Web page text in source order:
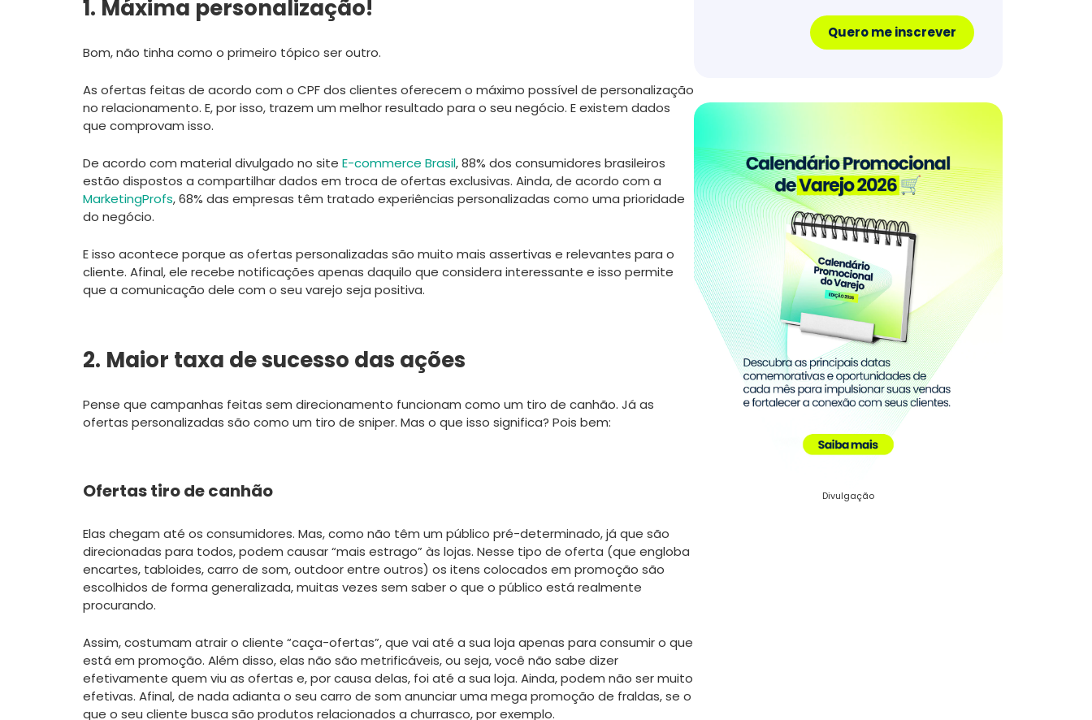
1. Máxima personalização!
Bom, não tinha como o primeiro tópico ser outro.
As ofertas feitas de acordo com o CPF dos clientes oferecem o máximo possível de personalização
no relacionamento. E, por isso, trazem um melhor resultado para o seu negócio. E existem dados
que comprovam isso.
De acordo com material divulgado no site E-commerce Brasil, 88% dos consumidores brasileiros
estão dispostos a compartilhar dados em troca de ofertas exclusivas. Ainda, de acordo com a
MarketingProfs, 68% das empresas têm tratado experiências personalizadas como uma prioridade
do negócio.
E isso acontece porque as ofertas personalizadas são muito mais assertivas e relevantes para o
cliente. Afinal, ele recebe notificações apenas daquilo que considera interessante e isso permite
que a comunicação dele com o seu varejo seja positiva.
2. Maior taxa de sucesso das ações
Pense que campanhas feitas sem direcionamento funcionam como um tiro de canhão. Já as
ofertas personalizadas são como um tiro de sniper. Mas o que isso significa? Pois bem:
Ofertas tiro de canhão
Elas chegam até os consumidores. Mas, como não têm um público pré-determinado, já que são
direcionadas para todos, podem causar “mais estrago” às lojas. Nesse tipo de oferta (que engloba
encartes, tabloides, carro de som, outdoor entre outros) os itens colocados em promoção são
escolhidos de forma generalizada, muitas vezes sem saber o que o público está realmente
procurando.
Assim, costumam atrair o cliente “caça-ofertas”, que vai até a sua loja apenas para consumir o que
está em promoção. Além disso, elas não são metrificáveis, ou seja, você não sabe dizer
efetivamente quem viu as ofertas e, por causa delas, foi até a sua loja. Ainda, podem não ser muito
efetivas. Afinal, de nada adianta o seu carro de som anunciar uma mega promoção de fraldas, se o
que o seu cliente busca são produtos relacionados a churrasco, por exemplo.
Quero me inscrever
Divulgação